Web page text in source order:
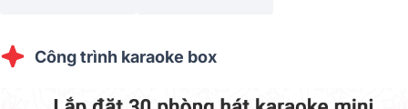
Công trình karaoke box